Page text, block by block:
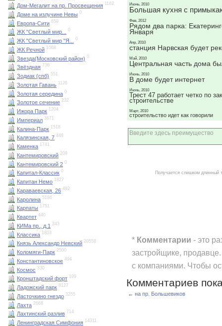
Дом-Мегалит на пр. Просвещения 1162
Доме на излучине Невы 0
Европа-Сити 659
ЖК "Светлый мир... 0
ЖК "Светлый мир "Я... 0
ЖК Речной 1068
Звезда(Московский район) 0
Звёздная 736
Зодиак (спб) 551
Золотая Гавань 1126
Золотая середина 0
Золотое сечение 232
Ижора Парк 1204
Империал 3671
Калина-Парк 1518
Калязинская, 7 448
Каменка 1741
Кантемировский 209
Кантемировский 2 0
Капитал-Классик 0
Капитан Немо 1827
Караваевская, 26 492
Каролина 5186
Карпаты 1751
Квартет 440
КИМа пр., д.1 243
Классика 1803
Князь Александр Невский 20558
Коломяги-Парк 2500
Константиновское 494
Космос 330
Кронштадский форт 199
Ладожский парк 8127
Ласточкино гнездо 3255
Лахта 2668
Лахтинский разлив 714
Ленинградская Симфония 14311
Июнь, 2010
Большая кухня с
Фев, 2012
Рядом два парка:
Января
Апр, 2010
станция Нарвская будет
Май, 2010
Центральная часть дома
Июнь, 2010
В доме будет интернет
Июнь, 2010
Трест 47 работает четко по
строительстве
Март, 2010
строительство идет как говорили
Получается слишком длинный
* Комментарии - это
застройщике,
с компаниями. Чтобы
Комментариев
← на пр. Большевиков